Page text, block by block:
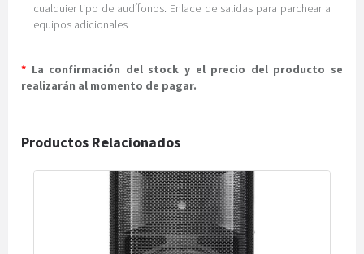
cualquier tipo de audífonos. Enlace de salidas para parchear a
equipos adicionales
* La confirmación del stock y el precio del producto se
realizarán al momento de pagar.
Productos Relacionados